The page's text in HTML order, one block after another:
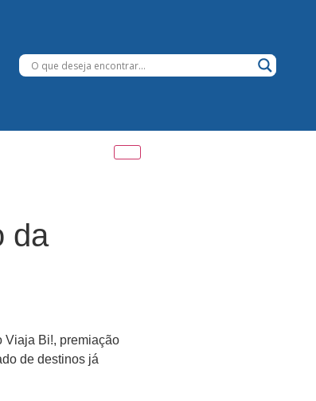
da
Viaja Bi!, premiação
de destinos já